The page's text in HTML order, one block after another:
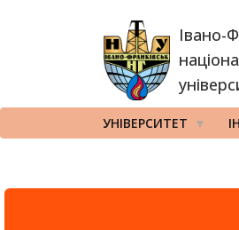
Івано-
УНІВЕРСИТЕТ